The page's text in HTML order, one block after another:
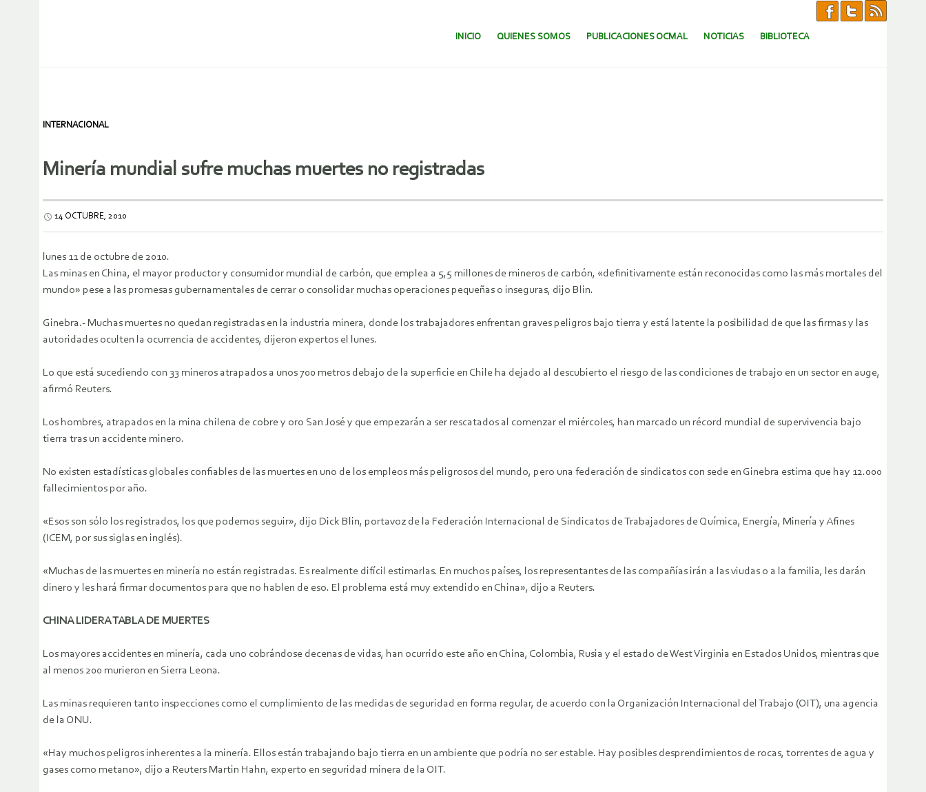
SALTAR AL CONTENIDO.
INICIO QUIENES SOMOS PUBLICACIONES OCMAL NOTICIAS BIBLIOTECA
INTERNACIONAL
Minería mundial sufre muchas muertes no registradas
14 OCTUBRE, 2010
lunes 11 de octubre de 2010.
Las minas en China, el mayor productor y consumidor mundial de carbón, que emplea a 5,5 millones de mineros de carbón, «definitivamente están reconocidas como las más mortales del
mundo» pese a las promesas gubernamentales de cerrar o consolidar muchas operaciones pequeñas o inseguras, dijo Blin.
Ginebra.- Muchas muertes no quedan registradas en la industria minera, donde los trabajadores enfrentan graves peligros bajo tierra y está latente la posibilidad de que las firmas y las
autoridades oculten la ocurrencia de accidentes, dijeron expertos el lunes.
Lo que está sucediendo con 33 mineros atrapados a unos 700 metros debajo de la superficie en Chile ha dejado al descubierto el riesgo de las condiciones de trabajo en un sector en auge,
afirmó Reuters.
Los hombres, atrapados en la mina chilena de cobre y oro San José y que empezarán a ser rescatados al comenzar el miércoles, han marcado un récord mundial de supervivencia bajo
tierra tras un accidente minero.
No existen estadísticas globales confiables de las muertes en uno de los empleos más peligrosos del mundo, pero una federación de sindicatos con sede en Ginebra estima que hay 12.000
fallecimientos por año.
«Esos son sólo los registrados, los que podemos seguir», dijo Dick Blin, portavoz de la Federación Internacional de Sindicatos de Trabajadores de Química, Energía, Minería y Afines
(ICEM, por sus siglas en inglés).
«Muchas de las muertes en minería no están registradas. Es realmente difícil estimarlas. En muchos países, los representantes de las compañías irán a las viudas o a la familia, les darán
dinero y les hará firmar documentos para que no hablen de eso. El problema está muy extendido en China», dijo a Reuters.
CHINA LIDERA TABLA DE MUERTES
Los mayores accidentes en minería, cada uno cobrándose decenas de vidas, han ocurrido este año en China, Colombia, Rusia y el estado de West Virginia en Estados Unidos, mientras que
al menos 200 murieron en Sierra Leona.
Las minas requieren tanto inspecciones como el cumplimiento de las medidas de seguridad en forma regular, de acuerdo con la Organización Internacional del Trabajo (OIT), una agencia
de la ONU.
«Hay muchos peligros inherentes a la minería. Ellos están trabajando bajo tierra en un ambiente que podría no ser estable. Hay posibles desprendimientos de rocas, torrentes de agua y
gases como metano», dijo a Reuters Martin Hahn, experto en seguridad minera de la OIT.